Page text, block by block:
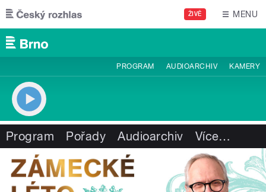
Přejít k hlavnímu obsahu
ŽIVĚ MENU
PROGRAM AUDIOARCHIV KAMERY
Program Pořady Audioarchiv Více…